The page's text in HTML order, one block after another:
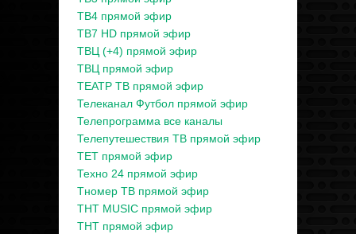
ТВ4 прямой эфир
ТВ7 HD прямой эфир
ТВЦ (+4) прямой эфир
ТВЦ прямой эфир
ТЕАТР ТВ прямой эфир
Телеканал Футбол прямой эфир
Телепрограмма все каналы
Телепутешествия ТВ прямой эфир
ТЕТ прямой эфир
Техно 24 прямой эфир
Тномер ТВ прямой эфир
ТНТ MUSIC прямой эфир
ТНТ прямой эфир